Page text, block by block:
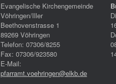
Evangelische Kirchengemeinde
Vöhringen/Iller
Beethovenstrasse 1
89269 Vöhringen
Telefon: 07306/8255
Fax: 07306/923580
E-Mail:
pfarramt.voehringen@elkb.de